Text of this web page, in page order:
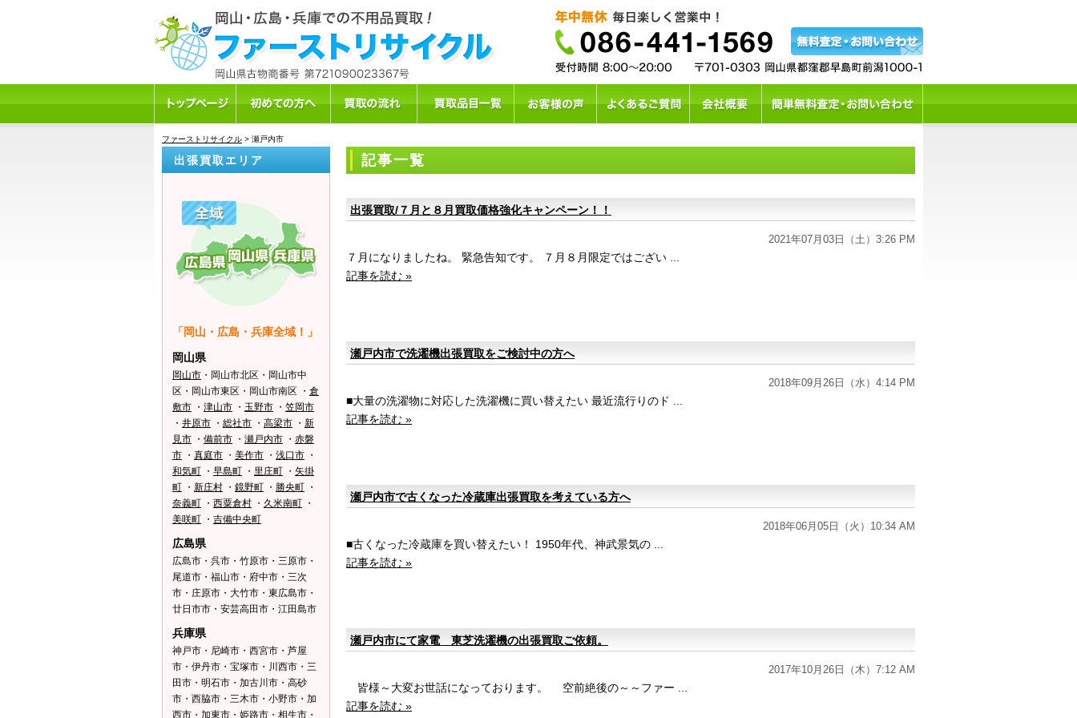
ファーストリサイクル > 瀬戸内市
記事一覧
出張買取/７月と８月買取価格強化キャンペーン！！
2021年07月03日（土）3:26 PM
７月になりましたね。 緊急告知です。 ７月８月限定ではござい ...
記事を読む »
瀬戸内市で洗濯機出張買取をご検討中の方へ
2018年09月26日（水）4:14 PM
■大量の洗濯物に対応した洗濯機に買い替えたい 最近流行りのド ...
記事を読む »
瀬戸内市で古くなった冷蔵庫出張買取を考えている方へ
2018年06月05日（火）10:34 AM
■古くなった冷蔵庫を買い替えたい！ 1950年代、神武景気の ...
記事を読む »
瀬戸内市にて家電 東芝洗濯機の出張買取ご依頼。
2017年10月26日（木）7:12 AM
皆様～大変お世話になっております。 空前絶後の～～ファー ...
記事を読む »
出張買取エリア
「岡山・広島・兵庫全域！」
岡山県
岡山市 ・岡山市北区・岡山市中
区・岡山市東区・岡山市南区 ・ 倉
敷市 ・ 津山市 ・ 玉野市 ・ 笠岡市
・ 井原市 ・ 総社市 ・ 高梁市 ・ 新
見市 ・ 備前市 ・ 瀬戸内市 ・ 赤磐
市 ・ 真庭市 ・ 美作市 ・ 浅口市 ・
和気町 ・ 早島町 ・ 里庄町 ・ 矢掛
町 ・ 新庄村 ・ 鏡野町 ・ 勝央町 ・
奈義町 ・ 西粟倉村 ・ 久米南町 ・
美咲町 ・ 吉備中央町
広島県
広島市・呉市・竹原市・三原市・
尾道市・福山市・府中市・三次
市・庄原市・大竹市・東広島市・
廿日市市・安芸高田市・江田島市
兵庫県
神戸市・尼崎市・西宮市・芦屋
市・伊丹市・宝塚市・川西市・三
田市・明石市・加古川市・高砂
市・西脇市・三木市・小野市・加
西市・加東市・姫路市・相生市・